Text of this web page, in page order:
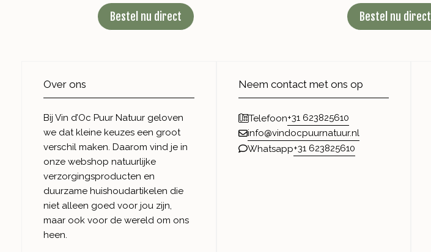
Bestel nu direct Bestel nu direct
Over ons
Bij Vin d’Oc Puur Natuur geloven
we dat kleine keuzes een groot
verschil maken. Daarom vind je in
onze webshop natuurlijke
verzorgingsproducten en
duurzame huishoudartikelen die
niet alleen goed voor jou zijn,
maar ook voor de wereld om ons
heen.
Neem contact met ons op
Telefoon+31 623825610
info@vindocpuurnatuur.nl
Whatsapp+31 623825610